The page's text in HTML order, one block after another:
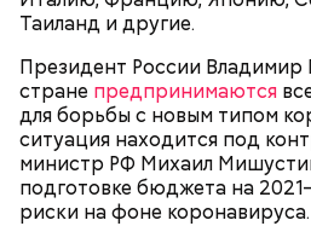
Таиланд и другие.
Президент России Владимир
стране предпринимаются
для борьбы с новым типом
ситуация находится под
министр РФ Михаил
подготовке бюджета на
риски на фоне коронавируса.
молились и земледельцы — о
добром урожае. Была
любит, кто Николаю служит,
во всякий час помогает».
50 г лиственного салата;
1/2 стакана растительного
100 г муки;
уксус по вкусу;
30 г сахара.